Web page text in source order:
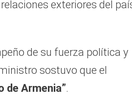
exteriores del
de su fuerza política y
sostuvo que el
de Armenia”.